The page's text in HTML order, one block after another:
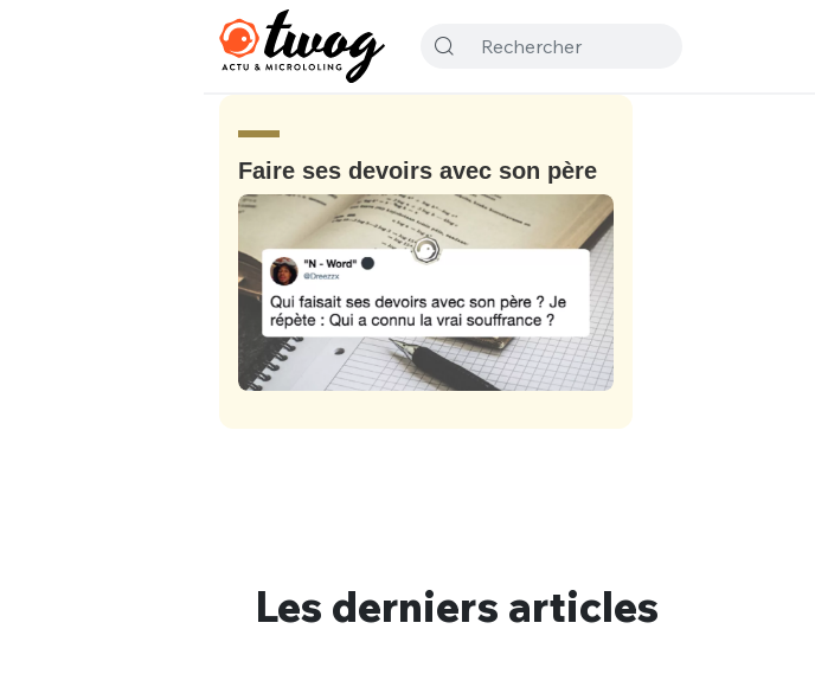
Faire ses devoirs avec son père
Les derniers articles